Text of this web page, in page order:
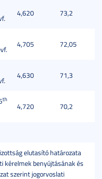
4,620 73,2
4,705 72,05
4,630 71,3
th
4,720 70,2
elutasító határozata
kérelmek benyújtásának és
szerint jogorvoslati